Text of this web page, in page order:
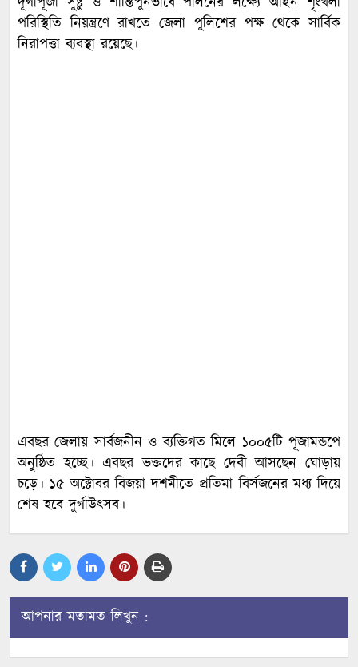
পরিস্থিতি নিয়ন্ত্রণে রাখতে জেলা পুলিশের পক্ষ থেকে সার্বিক
নিরাপত্তা ব্যবস্থা রয়েছে।
এবছর জেলায় সার্বজনীন ও ব্যক্তিগত মিলে ১০০৫টি পূজামন্ডপে
অনুষ্ঠিত হচ্ছে। এবছর ভক্তদের কাছে দেবী আসছেন ঘোড়ায়
চড়ে। ১৫ অক্টোবর বিজয়া দশমীতে প্রতিমা বির্সজনের মধ্য দিয়ে
শেষ হবে দুর্গাউৎসব।
আপনার মতামত লিখুন :